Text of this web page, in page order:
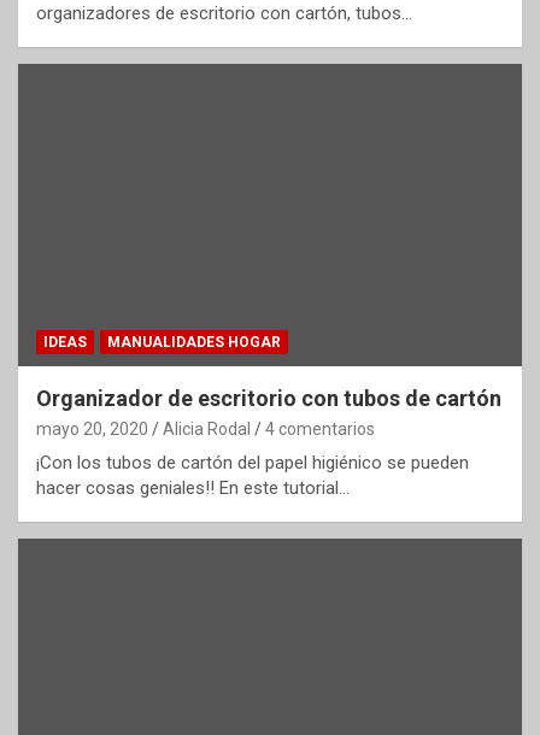
organizadores de escritorio con cartón, tubos…
IDEAS MANUALIDADES HOGAR
Organizador de escritorio con tubos de cartón
mayo 20, 2020 Alicia Rodal 4 comentarios
¡Con los tubos de cartón del papel higiénico se pueden
hacer cosas geniales!! En este tutorial…